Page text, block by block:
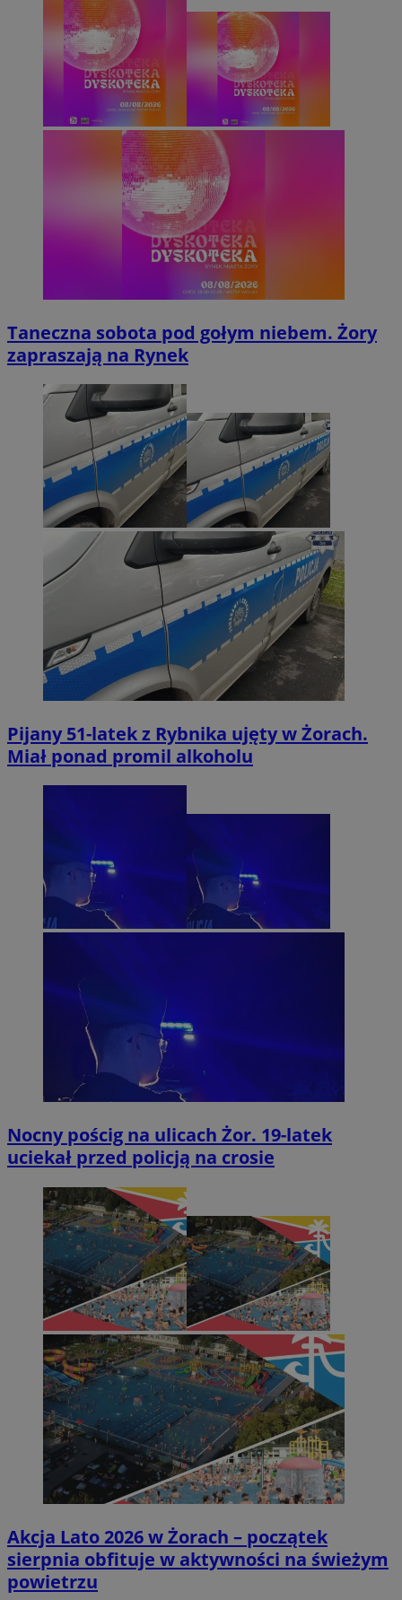
Taneczna sobota pod gołym niebem. Żory
zapraszają na Rynek
Pijany 51-latek z Rybnika ujęty w Żorach.
Miał ponad promil alkoholu
Nocny pościg na ulicach Żor. 19-latek
uciekał przed policją na crosie
Akcja Lato 2026 w Żorach – początek
sierpnia obfituje w aktywności na świeżym
powietrzu